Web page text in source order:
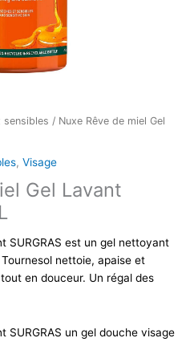
sensibles / Nuxe Rêve de miel Gel
, Visage
Gel Lavant
SURGRAS est un gel nettoyant
nettoie, apaise et
en douceur. Un régal des
SURGRAS un gel douche visage